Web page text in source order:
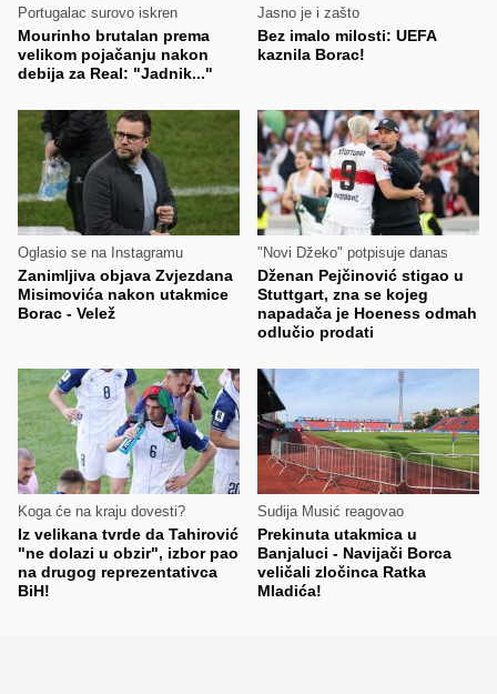
Portugalac surovo iskren
Mourinho brutalan prema
velikom pojačanju nakon
debija za Real: "Jadnik..."
Jasno je i zašto
Bez imalo milosti: UEFA
kaznila Borac!
Oglasio se na Instagramu
Zanimljiva objava Zvjezdana
Misimovića nakon utakmice
Borac - Velež
"Novi Džeko" potpisuje danas
Dženan Pejčinović stigao u
Stuttgart, zna se kojeg
napadača je Hoeness odmah
odlučio prodati
Koga će na kraju dovesti?
Iz velikana tvrde da Tahirović
"ne dolazi u obzir", izbor pao
na drugog reprezentativca
BiH!
Sudija Musić reagovao
Prekinuta utakmica u
Banjaluci - Navijači Borca
veličali zločinca Ratka
Mladića!